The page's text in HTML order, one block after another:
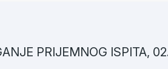
PRIJEMNOG ISPITA,